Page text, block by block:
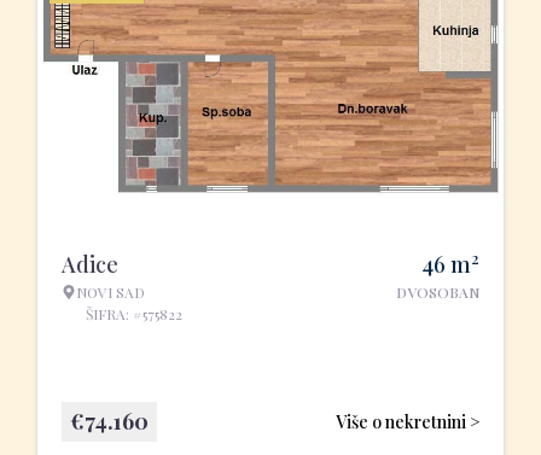
Adice
NOVI SAD
ŠIFRA: #575822
46 m2
DVOSOBAN
Više o nekretnini >
€74.160